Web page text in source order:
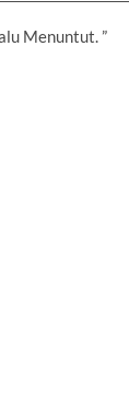
Menuntut. ”